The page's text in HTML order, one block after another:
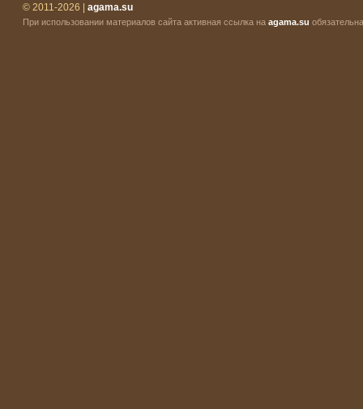
© 2011-2026 | agama.su
При использовании материалов сайта активная ссылка на agama.su